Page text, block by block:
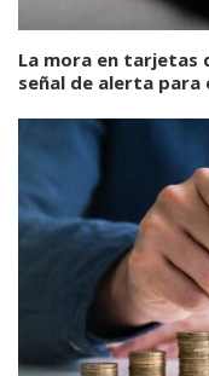
La mora en tarjetas
señal de alerta para